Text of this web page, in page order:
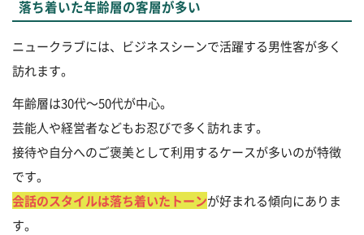
落ち着いた年齢層の客層が多い
ニュークラブには、ビジネスシーンで活躍する男性客が多く
訪れます。
年齢層は30代～50代が中心。
芸能人や経営者などもお忍びで多く訪れます。
接待や自分へのご褒美として利用するケースが多いのが特徴
です。
会話のスタイルは落ち着いたトーンが好まれる傾向にありま
す。